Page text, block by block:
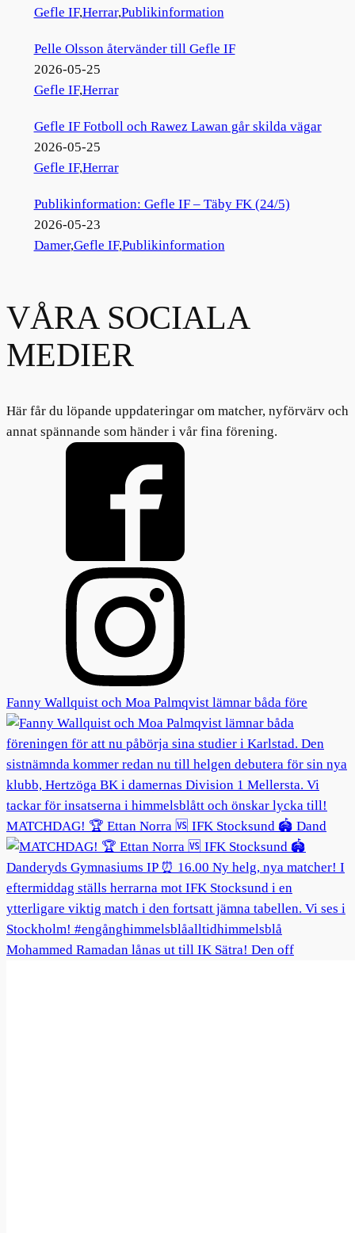
Gefle IF,Herrar,Publikinformation
Pelle Olsson återvänder till Gefle IF
2026-05-25
Gefle IF,Herrar
Gefle IF Fotboll och Rawez Lawan går skilda vägar
2026-05-25
Gefle IF,Herrar
Publikinformation: Gefle IF – Täby FK (24/5)
2026-05-23
Damer,Gefle IF,Publikinformation
VÅRA SOCIALA
MEDIER
Här får du löpande uppdateringar om matcher, nyförvärv och
annat spännande som händer i vår fina förening.
Fanny Wallquist och Moa Palmqvist lämnar båda före
MATCHDAG! 🏆 Ettan Norra 🆚 IFK Stocksund 🏟️ Dand
Mohammed Ramadan lånas ut till IK Sätra! Den off